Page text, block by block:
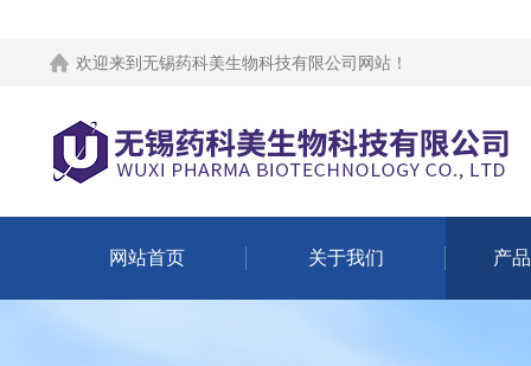
欢迎来到 无锡药科美生物科技有限公司网站 ！
网站首页 关于我们 产